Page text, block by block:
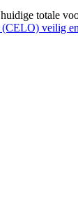
totale
(CELO) veilig